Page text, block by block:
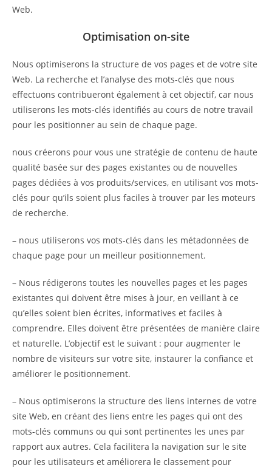
Web.
Optimisation on-site
Nous optimiserons la structure de vos pages et de votre site
Web. La recherche et l’analyse des mots-clés que nous
effectuons contribueront également à cet objectif, car nous
utiliserons les mots-clés identifiés au cours de notre travail
pour les positionner au sein de chaque page.
nous créerons pour vous une stratégie de contenu de haute
qualité basée sur des pages existantes ou de nouvelles
pages dédiées à vos produits/services, en utilisant vos mots-
clés pour qu’ils soient plus faciles à trouver par les moteurs
de recherche.
– nous utiliserons vos mots-clés dans les métadonnées de
chaque page pour un meilleur positionnement.
– Nous rédigerons toutes les nouvelles pages et les pages
existantes qui doivent être mises à jour, en veillant à ce
qu’elles soient bien écrites, informatives et faciles à
comprendre. Elles doivent être présentées de manière claire
et naturelle. L’objectif est le suivant : pour augmenter le
nombre de visiteurs sur votre site, instaurer la confiance et
améliorer le positionnement.
– Nous optimiserons la structure des liens internes de votre
site Web, en créant des liens entre les pages qui ont des
mots-clés communs ou qui sont pertinentes les unes par
rapport aux autres. Cela facilitera la navigation sur le site
pour les utilisateurs et améliorera le classement pour